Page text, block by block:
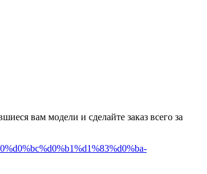
вам модели и сделайте заказ всего за